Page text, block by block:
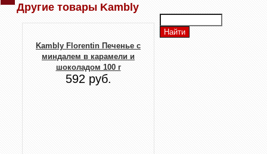
Другие товары Kambly
Kambly Florentin Печенье с
миндалем в карамели и
шоколадом 100 г
592 руб.